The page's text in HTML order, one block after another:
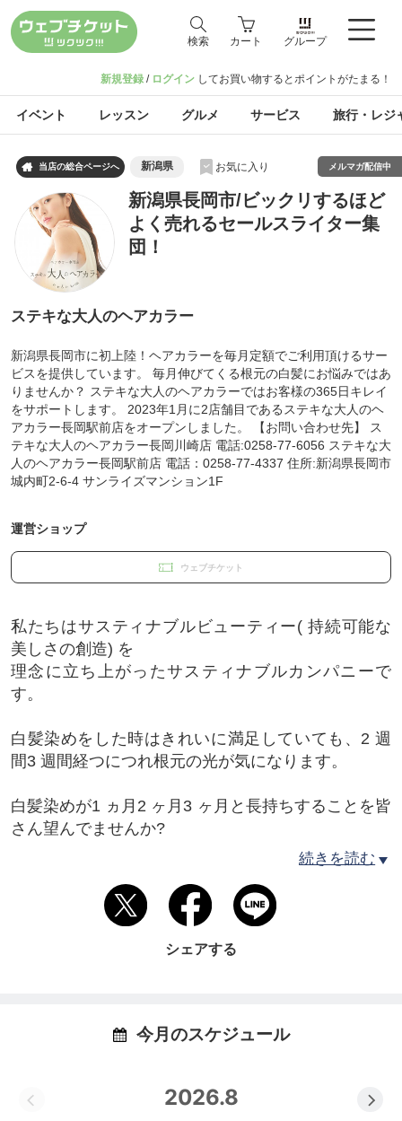
検索 カート グループ
新規登録 / ログイン してお買い物するとポイントがたまる！
イベント レッスン グルメ サービス 旅行・レジ
 当店の総合ページへ 新潟県 お気に入り メルマガ配信中
新潟県長岡市/ビックリするほど
よく売れるセールスライター集
団！
ステキな大人のヘアカラー
新潟県長岡市に初上陸！ヘアカラーを毎月定額でご利用頂けるサー
ビスを提供しています。 毎月伸びてくる根元の白髪にお悩みではあ
りませんか？ ステキな大人のヘアカラーではお客様の365日キレイ
をサポートします。 2023年1月に2店舗目であるステキな大人のヘ
アカラー長岡駅前店をオープンしました。 【お問い合わせ先】 ス
テキな大人のヘアカラー長岡川崎店 電話:0258-77-6056 ステキな大
人のヘアカラー長岡駅前店 電話：0258-77-4337 住所:新潟県長岡市
城内町2-6-4 サンライズマンション1F
運営ショップ
ウェブチケット
私たちはサスティナブルビューティー( 持続可能な
美しさの創造) を
理念に立ち上がったサスティナブルカンパニーで
す。
白髪染めをした時はきれいに満足していても、2 週
間3 週間経つにつれ根元の光が気になります。
白髪染めが1 ヵ月2 ヶ月3 ヶ月と長持ちすることを皆
さん望んでませんか?
その秘密に私たちは研究を重ね、行き着いた答えが
日本人は4 つのタイプの肌質に分かれます。
4.5 回ほど自分の肌に似合っているヘアカラーで染
あの60 年代のツィギーでも素敵なヘアカラーを楽し
続きを読む
シェアする
今月のスケジュール
2026.8